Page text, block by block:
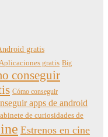
gratis
Aplicaciones gratis Big
conseguir
Cómo conseguir
apps de android
de curiosidades de
Estrenos en cine